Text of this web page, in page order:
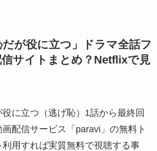
だが役に立つ」ドラマ全話フ
サイトまとめ？Netflixで見
に立つ（逃げ恥）1話から最終回
配信サービス「paravi」の無料ト
利用すれば実質無料で視聴する事